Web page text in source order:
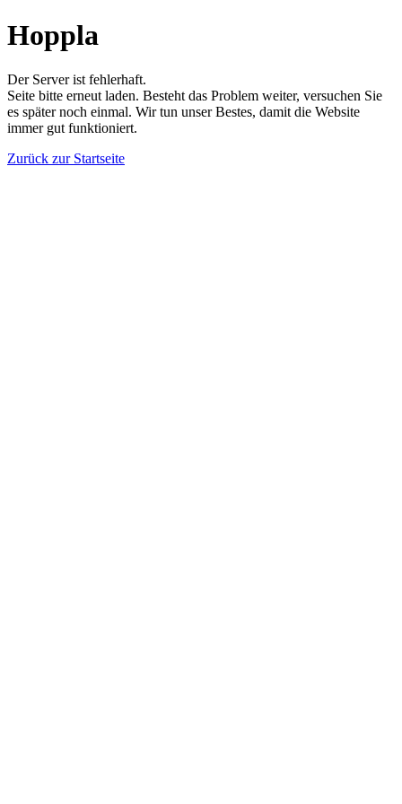
Hoppla
Der Server ist fehlerhaft.
Seite bitte erneut laden. Besteht das Problem weiter, versuchen Sie
es später noch einmal. Wir tun unser Bestes, damit die Website
immer gut funktioniert.
Zurück zur Startseite